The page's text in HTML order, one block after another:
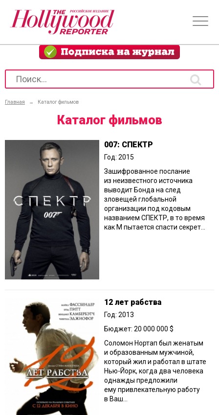
Главная → Каталог фильмов
Каталог фильмов
007: СПЕКТР
Год: 2015
Зашифрованное послание
из неизвестного источника
выводит Бонда на след
зловещей глобальной
организации под кодовым
названием СПЕКТР, в то время
как М пытается спасти секрет...
12 лет рабства
Год: 2013
Бюджет: 20 000 000 $
Соломон Нортап был женатым
и образованным мужчиной,
который жил и работал в штате
Нью-Йорк, когда два человека
однажды предложили
ему привлекательную работу
в Ваш...